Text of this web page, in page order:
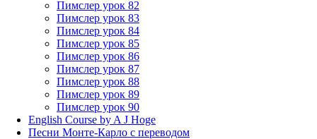
Пимслер урок 82
Пимслер урок 83
Пимслер урок 84
Пимслер урок 85
Пимслер урок 86
Пимслер урок 87
Пимслер урок 88
Пимслер урок 89
Пимслер урок 90
English Course by A J Hoge
Песни Монте-Карло с переводом